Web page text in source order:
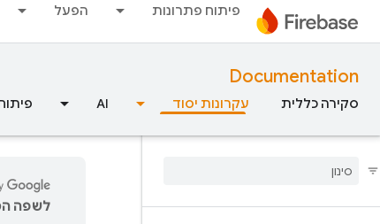
פיתוח פתרונות הפעל
Documentation
סקירה כללית עקרונות יסוד AI
לשפה